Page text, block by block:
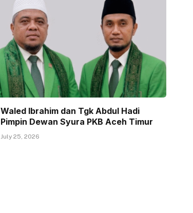
Waled Ibrahim dan Tgk Abdul Hadi
Pimpin Dewan Syura PKB Aceh Timur
July 25, 2026